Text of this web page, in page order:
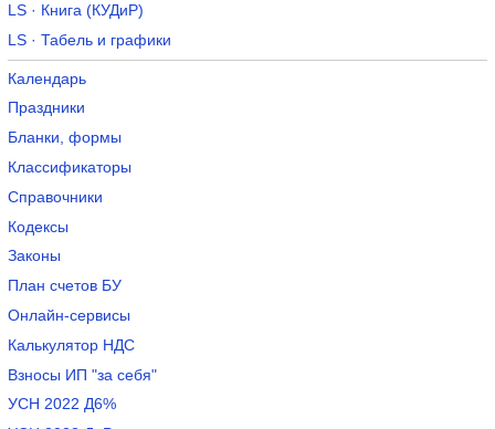
LS · Книга (КУДиР)
LS · Табель и графики
Календарь
Праздники
Бланки, формы
Классификаторы
Справочники
Кодексы
Законы
План счетов БУ
Онлайн-сервисы
Калькулятор НДС
Взносы ИП "за себя"
УСН 2022 Д6%